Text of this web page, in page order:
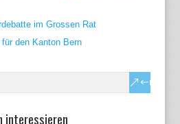
im Grossen Rat
den Kanton Bern
interessieren